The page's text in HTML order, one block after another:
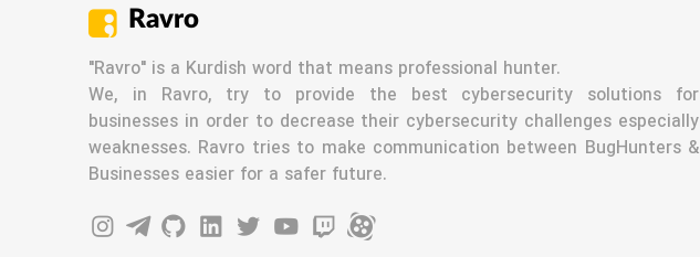
Ravro
"Ravro" is a Kurdish word that means professional hunter.
We, in Ravro, try to provide the best cybersecurity solutions for
businesses in order to decrease their cybersecurity challenges especially
weaknesses. Ravro tries to make communication between BugHunters &
Businesses easier for a safer future.